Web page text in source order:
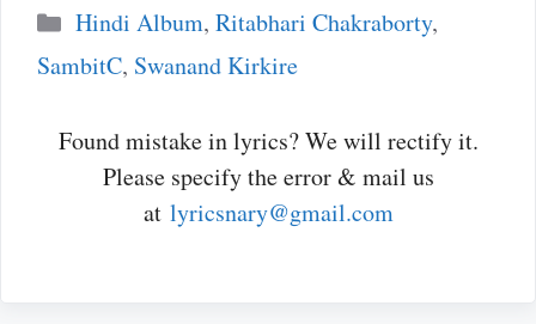
Categories
Hindi Album, Ritabhari Chakraborty,
SambitC, Swanand Kirkire
Found mistake in lyrics? We will rectify it.
Please specify the error & mail us
at lyricsnary@gmail.com